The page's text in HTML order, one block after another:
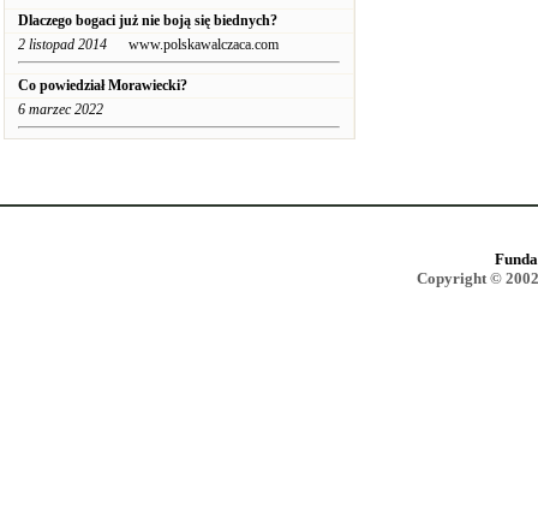
Dlaczego bogaci już nie boją się biednych?
2 listopad 2014 www.polskawalczaca.com
Co powiedział Morawiecki?
6 marzec 2022
Copyright ©